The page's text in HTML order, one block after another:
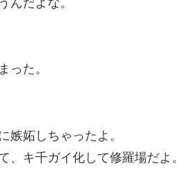
んだよな。
った。
嫉妬しちゃったよ。
キ千ガイ化して修羅場だよ。